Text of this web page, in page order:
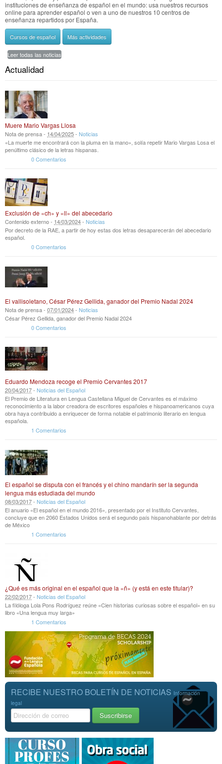
instituciones de enseñanza de español en el mundo: usa nuestros recursos
online para aprender español o ven a uno de nuestros 10 centros de
enseñanza repartidos por España.
Cursos de español Más actividades
Leer todas las noticias
Actualidad
Muere Mario Vargas Llosa
Nota de prensa - 14/04/2025- Noticias
«La muerte me encontrará con la pluma en la mano», solía repetir Mario Vargas Losa el
penúltimo clásico de la letras hispanas.
0 Comentarios
Exclusión de «ch» y «ll» del abecedario
Contenido externo - 14/03/2024- Noticias
Por decreto de la RAE, a partir de hoy estas dos letras desaparecerán del abecedario
español.
0 Comentarios
El vallisoletano, César Pérez Gellida, ganador del Premio Nadal 2024
Nota de prensa - 07/01/2024- Noticias
César Pérez Gellida, ganador del Premio Nadal 2024
0 Comentarios
Eduardo Mendoza recoge el Premio Cervantes 2017
20/04/2017- Noticias del Español
El Premio de Literatura en Lengua Castellana Miguel de Cervantes es el máximo
reconocimiento a la labor creadora de escritores españoles e hispanoamericanos cuya
obra haya contribuido a enriquecer de forma notable el patrimonio literario en lengua
española.
1 Comentarios
El español se disputa con el francés y el chino mandarín ser la segunda
lengua más estudiada del mundo
08/03/2017- Noticias del Español
El anuario «El español en el mundo 2016», presentado por el Instituto Cervantes,
concluye que en 2060 Estados Unidos será el segundo país hispanohablante por detrás
de México
1 Comentarios
¿Qué es más original en el español que la «ñ» (y está en este titular)?
22/02/2017- Noticias del Español
La filóloga Lola Pons Rodríguez reúne «Cien historias curiosas sobre el español» en su
libro «Una lengua muy larga»
1 Comentarios
RECIBE NUESTRO BOLETÍN DE NOTICIAS Información
legal